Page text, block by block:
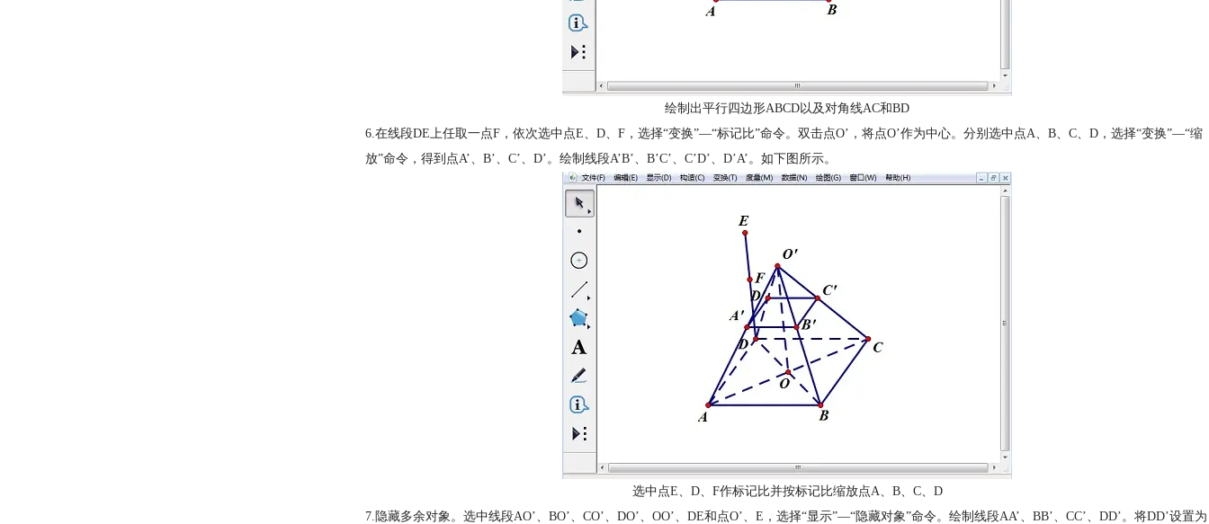
绘制出平行四边形ABCD以及对角线AC和BD
6.在线段DE上任取一点F，依次选中点E、D、F，选择“变换”—“标记比”命令。双击点O’，将点O’作为中心。分别选中点A、B、C、D，选择“变换”—“缩
放”命令，得到点A’、B’、C’、D’。绘制线段A’B’、B’C’、C’D’、D’A’。如下图所示。
选中点E、D、F作标记比并按标记比缩放点A、B、C、D
7.隐藏多余对象。选中线段AO’、BO’、CO’、DO’、OO’、DE和点O’、E，选择“显示”—“隐藏对象”命令。绘制线段AA’、BB’、CC’、DD’。将DD’设置为